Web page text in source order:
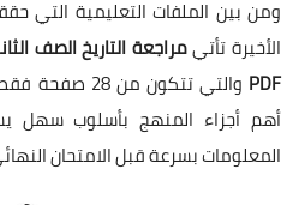
ومن بين الملفات التعليمية التي
الأخيرة تأتي
PDF
والتي تتكون
أهم أجزاء المنهج بأسلوب سهل
المعلومات بسرعة قبل الامتحان